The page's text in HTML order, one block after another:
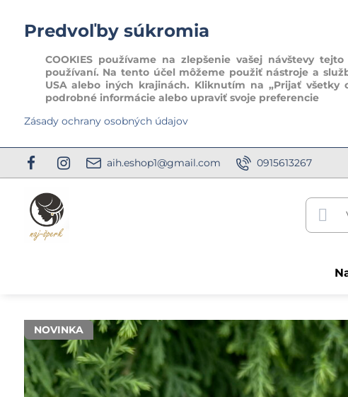
aih.eshop1@gmail.com 0915613267
NOVINKA
Predvoľby súkromia
COOKIES používame na zlepšenie vašej návštevy
používaní. Na tento účel môžeme použiť nástroje a
USA alebo iných krajinách. Kliknutím na „Prijať všetky
podrobné informácie alebo upraviť svoje preferencie
Zásady ochrany osobných údajov